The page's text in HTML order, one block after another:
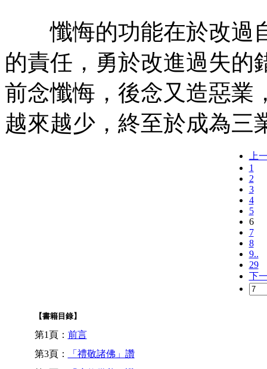
懺悔的功能在於改過
的責任，勇於改進過失的
前念懺悔，後念又造惡業
越來越少，終至於成為三
上
1
2
3
4
5
6
7
8
9..
29
下
【書籍目錄】
第1頁： 前言
第3頁：
「禮敬諸佛」讚